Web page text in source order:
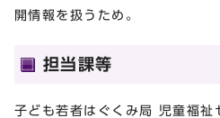
開情報を扱うため。
担当課等
子ども若者はぐくみ局 児童福祉